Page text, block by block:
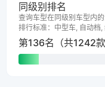
同级别排名
查询车型在同级别车型内
排行标准：中型车, 自动档,
第136名（共1242款